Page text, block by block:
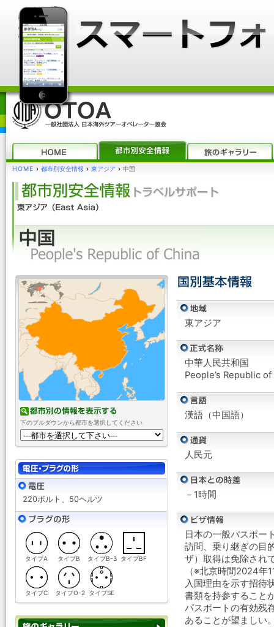
HOME › 都市別安全情報 › 東アジア › 中国
東アジア
中華人民共和国
People’s Republic
漢語（中国語）
人民元
－1時間
日本の一般パスポー
訪問、乗り継ぎの目
ザ）取得は免除され
（※北京時間2024
入国理由を示す招待
書類を持参すること
パスポートの有効残
あることが望ましい
下のプルダウンから都市を選択してください
220ボルト、50ヘルツ
タイプA タイプB タイプB-3 タイプBF
タイプC タイプO-2 タイプSE